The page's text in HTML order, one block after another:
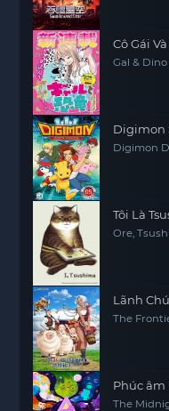
Cô Gái
Gal &
Digimon
Digimon
Tôi Là
Ore,
Lãnh
The
Phúc
The